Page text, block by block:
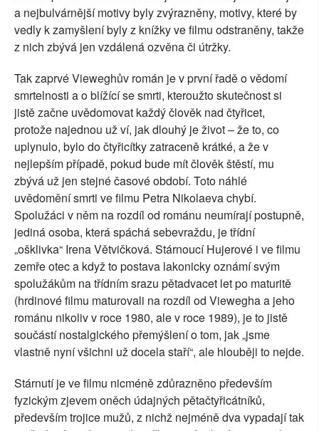
a nejbulvárnější motivy byly zvýrazněny, motivy, které by
vedly k zamyšlení byly z knížky ve filmu odstraněny, takže
z nich zbývá jen vzdálená ozvěna či útržky.
Tak zaprvé Vieweghův román je v první řadě o vědomí
smrtelnosti a o blížící se smrti, kteroužto skutečnost si
jistě začne uvědomovat každý člověk nad čtyřicet,
protože najednou už ví, jak dlouhý je život – že to, co
uplynulo, bylo do čtyřicítky zatraceně krátké, a že v
nejlepším případě, pokud bude mít člověk štěstí, mu
zbývá už jen stejné časové období. Toto náhlé
uvědomění smrti ve filmu Petra Nikolaeva chybí.
Spolužáci v něm na rozdíl od románu neumírají postupně,
jediná osoba, která spáchá sebevraždu, je třídní
„ošklivka“ Irena Větvičková. Stárnoucí Hujerové i ve filmu
zemře otec a když to postava lakonicky oznámí svým
spolužákům na třídním srazu pětadvacet let po maturitě
(hrdinové filmu maturovali na rozdíl od Viewegha a jeho
románu nikoliv v roce 1980, ale v roce 1989), je to jistě
součástí nostalgického přemýšlení o tom, jak „jsme
vlastně nyní všichni už docela staří“, ale hlouběji to nejde.
Stárnutí je ve filmu nicméně zdůrazněno především
fyzickým zjevem oněch údajných pětačtyřicátníků,
především trojice mužů, z nichž nejméně dva vypadají tak